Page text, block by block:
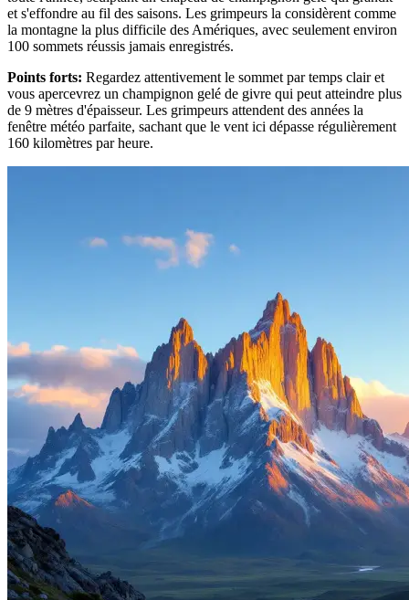
et s'effondre au fil des saisons. Les grimpeurs la considèrent comme
la montagne la plus difficile des Amériques, avec seulement environ
100 sommets réussis jamais enregistrés.
Points forts: Regardez attentivement le sommet par temps clair et
vous apercevrez un champignon gelé de givre qui peut atteindre plus
de 9 mètres d'épaisseur. Les grimpeurs attendent des années la
fenêtre météo parfaite, sachant que le vent ici dépasse régulièrement
160 kilomètres par heure.